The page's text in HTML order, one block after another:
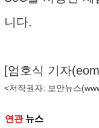
니다.
[엄호식 기자(
<저작권자: 보안뉴스(
연관 뉴스